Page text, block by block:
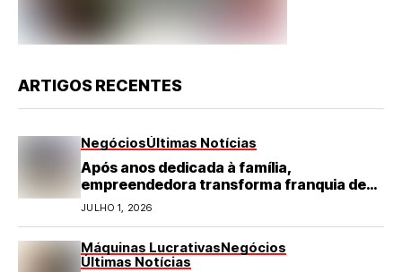
ARTIGOS RECENTES
NegóciosÚltimas Notícias
Após anos dedicada à família,
empreendedora transforma franquia de
turismo em negócio de destaque no RN
JULHO 1, 2026
Máquinas LucrativasNegócios
Últimas Notícias